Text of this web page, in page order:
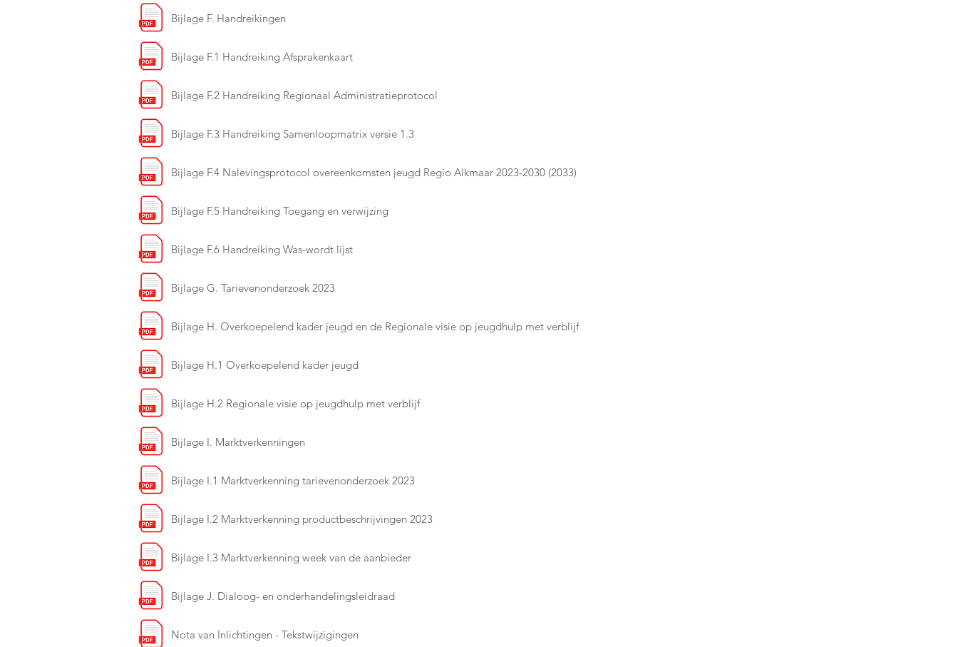
Bijlage F. Handreikingen
Bijlage F.1 Handreiking Afsprakenkaart
Bijlage F.2 Handreiking Regionaal Administratieprotocol
Bijlage F.3 Handreiking Samenloopmatrix versie 1.3
Bijlage F.4 Nalevingsprotocol overeenkomsten jeugd Regio Alkmaar 2023-2030 (2033)
Bijlage F.5 Handreiking Toegang en verwijzing
Bijlage F.6 Handreiking Was-wordt lijst
Bijlage G. Tarievenonderzoek 2023
Bijlage H. Overkoepelend kader jeugd en de Regionale visie op jeugdhulp met verblijf
Bijlage H.1 Overkoepelend kader jeugd
Bijlage H.2 Regionale visie op jeugdhulp met verblijf
Bijlage I. Marktverkenningen
Bijlage I.1 Marktverkenning tarievenonderzoek 2023
Bijlage I.2 Marktverkenning productbeschrijvingen 2023
Bijlage I.3 Marktverkenning week van de aanbieder
Bijlage J. Dialoog- en onderhandelingsleidraad
Nota van Inlichtingen - Tekstwijzigingen